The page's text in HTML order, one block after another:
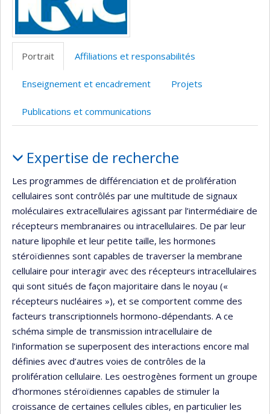
Portrait Affiliations et responsabilités
Enseignement et encadrement Projets
Publications et communications
Expertise de recherche
Les programmes de différenciation et de prolifération
cellulaires sont contrôlés par une multitude de signaux
moléculaires extracellulaires agissant par l’intermédiaire de
récepteurs membranaires ou intracellulaires. De par leur
nature lipophile et leur petite taille, les hormones
stéroïdiennes sont capables de traverser la membrane
cellulaire pour interagir avec des récepteurs intracellulaires
qui sont situés de façon majoritaire dans le noyau («
récepteurs nucléaires »), et se comportent comme des
facteurs transcriptionnels hormono-dépendants. A ce
schéma simple de transmission intracellulaire de
l’information se superposent des interactions encore mal
définies avec d’autres voies de contrôles de la
prolifération cellulaire. Les oestrogènes forment un groupe
d’hormones stéroïdiennes capables de stimuler la
croissance de certaines cellules cibles, en particulier les